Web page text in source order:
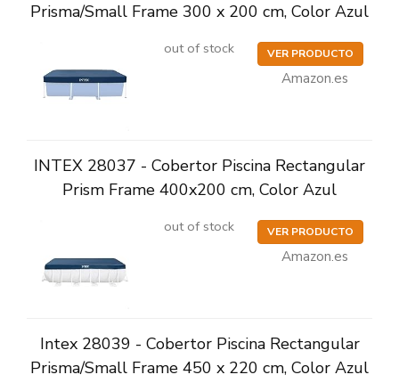
Prisma/Small Frame 300 x 200 cm, Color Azul
out of stock VER PRODUCTO
Amazon.es
INTEX 28037 - Cobertor Piscina Rectangular
Prism Frame 400x200 cm, Color Azul
out of stock VER PRODUCTO
Amazon.es
Intex 28039 - Cobertor Piscina Rectangular
Prisma/Small Frame 450 x 220 cm, Color Azul